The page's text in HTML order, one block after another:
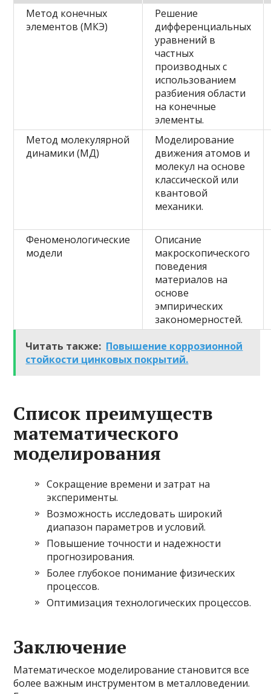
Метод конечных
элементов (МКЭ)
Решение
дифференциальных
уравнений в
частных
производных с
использованием
разбиения области
на конечные
элементы.
Метод молекулярной
динамики (МД)
Моделирование
движения атомов и
молекул на основе
классической или
квантовой
механики.
Феноменологические
модели
Описание
макроскопического
поведения
материалов на
основе
эмпирических
закономерностей.
Читать также: Повышение коррозионной
стойкости цинковых покрытий.
Список преимуществ
математического
моделирования
Сокращение времени и затрат на
эксперименты.
Возможность исследовать широкий
диапазон параметров и условий.
Повышение точности и надежности
прогнозирования.
Более глубокое понимание физических
процессов.
Оптимизация технологических процессов.
Заключение
Математическое моделирование становится все
более важным инструментом в металловедении.